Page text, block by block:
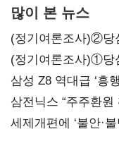
많이 본 뉴스
(정기여론조사)②당
(정기여론조사)①당
지지도 '50% 아래로
삼성 Z8 역대급 ‘흥
대전’
삼전닉스 “주주환
보내
세제개편에 ‘불안·